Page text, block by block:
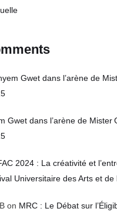
Gwet dans l’arène de
Gwet dans l’arène de Mister
2024 : La créativité et
Universitaire des Arts et de
on MRC : Le Débat sur